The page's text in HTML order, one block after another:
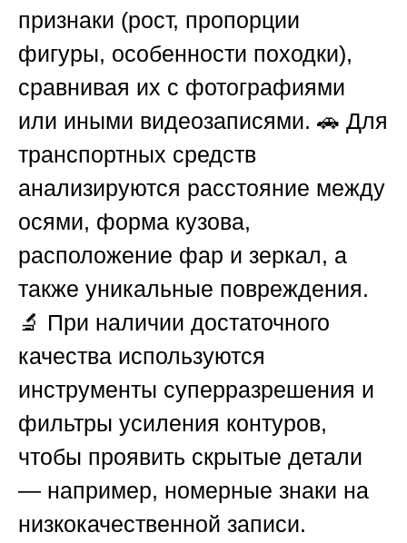
признаки (рост, пропорции
фигуры, особенности походки),
сравнивая их с фотографиями
или иными видеозаписями. 🚗 Для
транспортных средств
анализируются расстояние между
осями, форма кузова,
расположение фар и зеркал, а
также уникальные повреждения.
🔬 При наличии достаточного
качества используются
инструменты суперразрешения и
фильтры усиления контуров,
чтобы проявить скрытые детали
— например, номерные знаки на
низкокачественной записи.